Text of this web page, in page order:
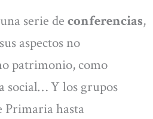
serie de conferencias,
aspectos no
patrimonio, como
social… Y los grupos
Primaria hasta